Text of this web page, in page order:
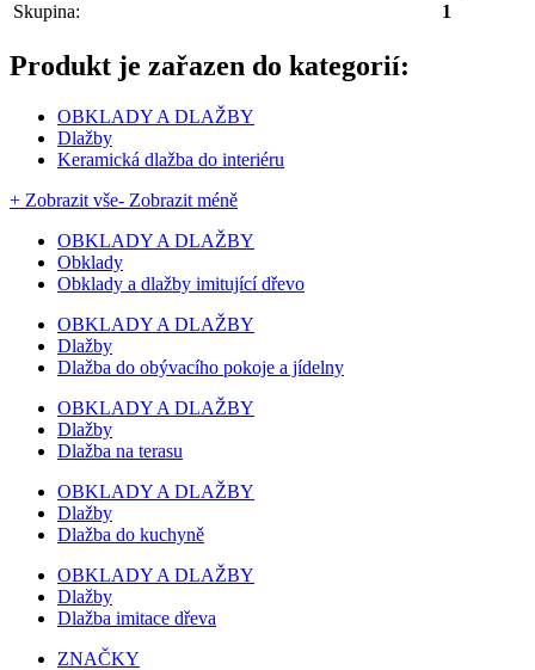
Skupina:
1
Produkt je zařazen do kategorií:
OBKLADY A DLAŽBY
Dlažby
Keramická dlažba do interiéru
+ Zobrazit vše- Zobrazit méně
OBKLADY A DLAŽBY
Obklady
Obklady a dlažby imitující dřevo
OBKLADY A DLAŽBY
Dlažby
Dlažba do obývacího pokoje a jídelny
OBKLADY A DLAŽBY
Dlažby
Dlažba na terasu
OBKLADY A DLAŽBY
Dlažby
Dlažba do kuchyně
OBKLADY A DLAŽBY
Dlažby
Dlažba imitace dřeva
ZNAČKY